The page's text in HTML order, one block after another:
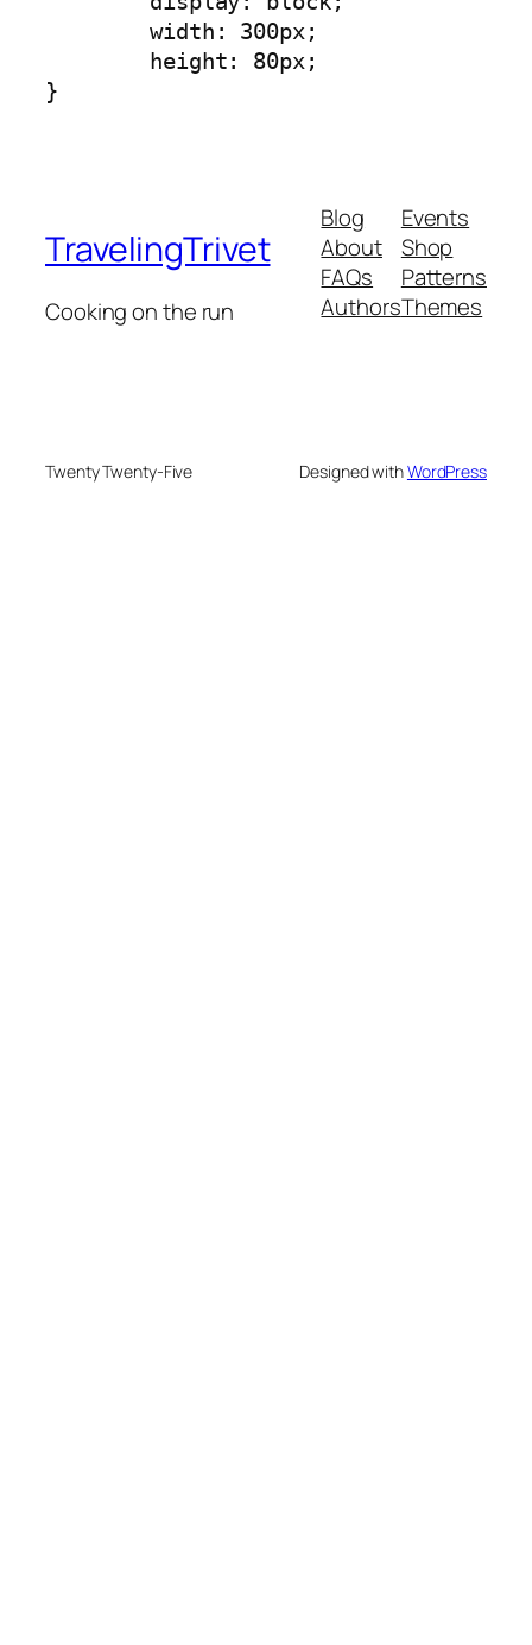
TravelingTrivet
Cooking on the run
Blog
About
FAQs
Authors
Events
Shop
Patterns
Themes
Twenty Twenty-Five Designed withWordPress